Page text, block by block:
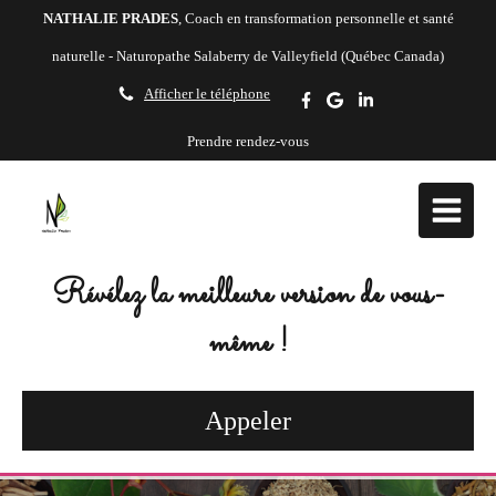
NATHALIE PRADES, Coach en transformation personnelle et santé
naturelle - Naturopathe Salaberry de Valleyfield (Québec Canada)
Afficher le téléphone
Prendre rendez-vous
Révélez la meilleure version de vous-
même !
Appeler